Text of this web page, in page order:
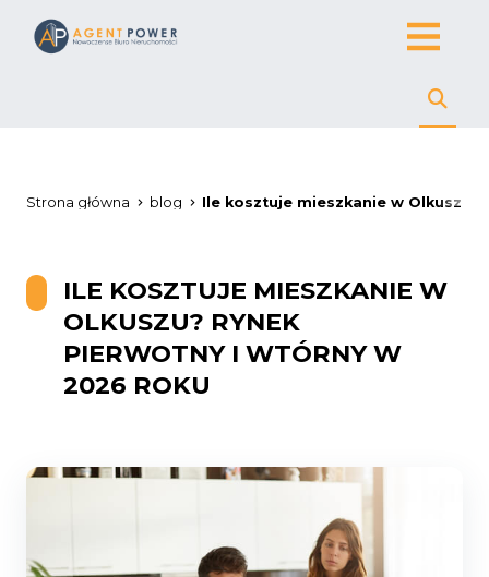
Strona główna blog Ile kosztuje mieszkanie w
ILE KOSZTUJE MIESZKANIE W
OLKUSZU? RYNEK
PIERWOTNY I WTÓRNY W
2026 ROKU